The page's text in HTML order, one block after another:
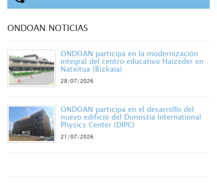
ONDOAN NOTICIAS
ONDOAN participa en la modernización
integral del centro educativo Haizeder en
Natxitua (Bizkaia)
28/07/2026
ONDOAN participa en el desarrollo del
nuevo edificio del Donostia International
Physics Center (DIPC)
21/07/2026